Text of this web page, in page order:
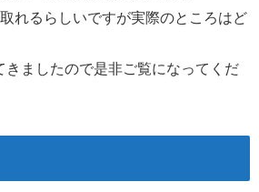
れるらしいですが実際のところはど
きましたので是非ご覧になってくだ